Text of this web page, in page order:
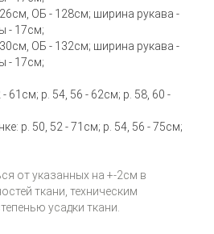
ОБ - 128см; ширина рукава -
- 17см;
ОБ - 132см; ширина рукава -
- 17см;
61см; р. 54, 56 - 62см; р. 58, 60 -
р. 50, 52 - 71см; р. 54, 56 - 75см;
от указанных на +-2см в
ткани, техническим
усадки ткани.